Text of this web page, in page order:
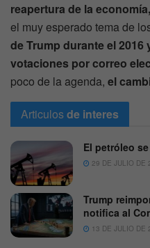
reapertura de la
el muy esperado tema de
de Trump durante el 2016
votaciones por correo
poco de la agenda, el
Articulosde interes
El petróleo
29 DE JULIO DE
Trump
notifica al
13 DE JULIO DE